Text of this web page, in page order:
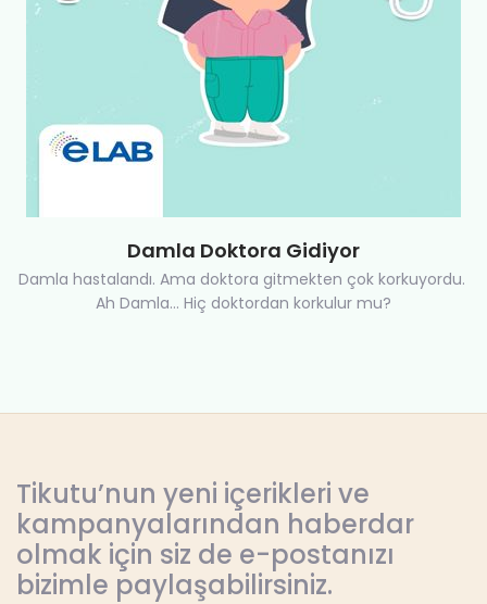
Damla Doktora Gidiyor
Damla hastalandı. Ama doktora gitmekten çok korkuyordu.
Ah Damla... Hiç doktordan korkulur mu?
Tikutu’nun yeni içerikleri ve
kampanyalarından haberdar
olmak için siz de e-postanızı
bizimle paylaşabilirsiniz.